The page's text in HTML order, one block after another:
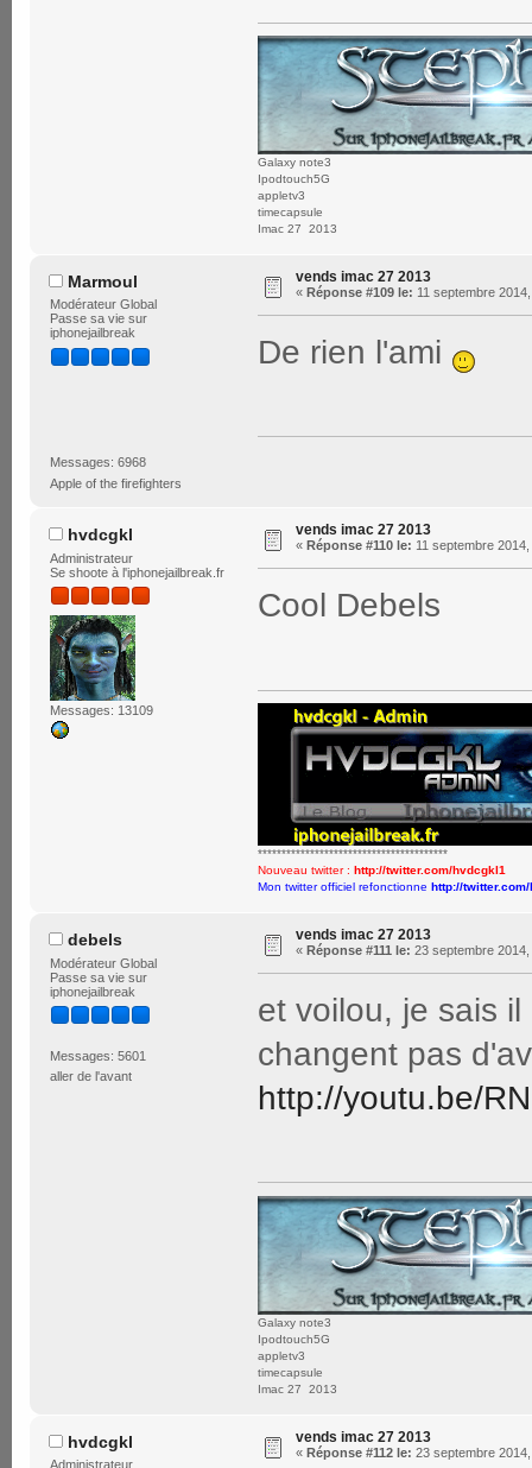
Galaxy note3
Ipodtouch5G
appletv3
timecapsule
Imac 27 2013
Marmoul
Modérateur Global
Passe sa vie sur
iphonejailbreak
Messages: 6968
Apple of the firefighters
vends imac 27 2013
« Réponse #109 le: 11 septembre
De rien l'ami
hvdcgkl
Administrateur
Se shoote à l'iphonejailbreak.fr
Messages: 13109
vends imac 27 2013
« Réponse #110 le: 11 septembre
Cool Debels
****************************************
Nouveau twitter : http://twitter.com/hvdcgkl1
Mon twitter officiel refonctionne http://
debels
Modérateur Global
Passe sa vie sur
iphonejailbreak
Messages: 5601
aller de l'avant
vends imac 27 2013
« Réponse #111 le: 23 septembre
et voilou, je sais
changent pas
http://youtu.be/
Galaxy note3
Ipodtouch5G
appletv3
timecapsule
Imac 27 2013
hvdcgkl
Administrateur
vends imac 27 2013
« Réponse #112 le: 23 septembre